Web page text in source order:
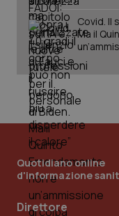
Covid. Il
Ma il
Quotidiano online
d'informazione
DirettorePHPSESSID